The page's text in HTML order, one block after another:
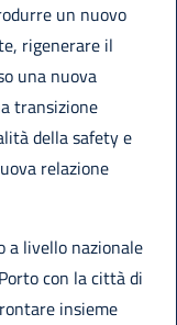
un nuovo
rigenerare il
una nuova
transizione
della safety e
relazione
a livello nazionale
con la città di
insieme